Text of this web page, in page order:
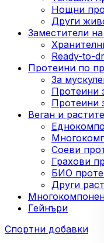
Нощни
Други
Заместители на
Ready-to-
Протеини по
За
Протеини
Протеини
Веган и
Соеви
Грахови
БИО
Други
Гейнъри
Спортни добавки